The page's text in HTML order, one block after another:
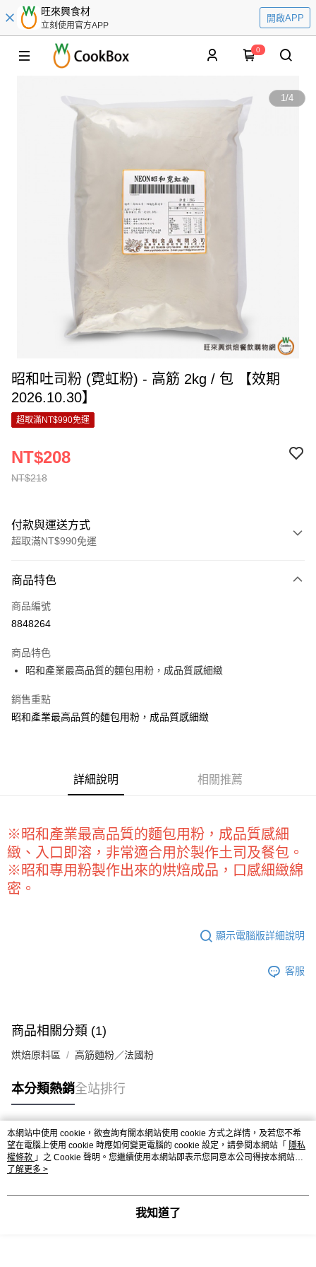
旺來興食材
立刻使用官方APP
開啟APP
0
1/4
昭和吐司粉 (霓虹粉) - 高筋 2kg / 包 【效期
2026.10.30】
超取滿NT$990免運
NT$218
NT$208
付款與運送方式
超取滿NT$990免運
信用卡一次付款
超商取貨付款
Apple Pay
街口支付
悠遊付
AFTEE先享後付
便利好安心！
１．簡單：不需註冊會員、不需綁卡、不需儲值。
２．便利：只要手機號碼，簡訊認證，即可結帳。
３．安心：先確認商品／服務後，再付款。
【「AFTEE先享後付」結帳流程】
３．收到繳費通知簡訊後14天內，點擊此簡訊中的連結，可透過四大超商／
※ 請注意：結帳手續完成當下不需立刻繳費，但若您需要取消訂單，請聯絡
客戶支援中心」https://netprotections.freshdesk.com/support/home
【注意事項】
易，需依本服務之必要範圍內提供個人資料，並將交易相關給付款項請求債
權轉讓予恩沛科技股份有限公司。
https://aftee.tw/terms/#terms3
３．未成年的使用者請事先徵得法定代理人或監護人之同意方可使用
「AFTEE先享後付」，若未經同意申辦者引起之損失，本公司不負相關責
任。
４．使用「AFTEE先享後付」時，將依據個別帳號之用戶狀況，依本公司即
５．嚴禁一人註冊多個帳號或使用他人資訊註冊。若發現惡意使用之情形，
運送方式
全家取貨付款-重量限制含紙箱10kg，請控制商品重量在9~9.5
kg
付款後全家取貨-重量限制含紙箱10kg，請控制商品重量在9~
每筆NT$90，滿NT$990(含以上)免運費
付款後7-11取貨-重量限制含紙箱10kg，請控制商品重量在9~
9.5kg
每筆NT$150，滿NT$2,000(含以上)免運費
離島客戶-中華郵政
商品特色
商品編號
8848264
商品特色
昭和產業最高品質的麵包用粉，成品質感細緻
銷售重點
昭和產業最高品質的麵包用粉，成品質感細緻
詳細說明 相關推薦
※昭和產業最高品質的麵包用粉，成品質感細
緻、入口即溶，非常適合用於製作土司及餐包。
※昭和專用粉製作出來的烘焙成品，口感細緻綿
密。
顯示電腦版詳細說明
客服
商品相關分類 (1)
烘焙原料區 高筋麵粉／法國粉
本分類熱銷全站排行
熱門標籤
本網站中使用 cookie，欲查詢有關本網站使用 cookie 方式之詳情，及若您不希
望在電腦上使用 cookie 時應如何變更電腦的 cookie 設定，請參閱本網站「 隱私
權條款 」之 Cookie 聲明。您繼續使用本網站即表示您同意本公司得按本網站使
用條款之 Cookie 聲明使用 cookie。
了解更多 >
我知道了